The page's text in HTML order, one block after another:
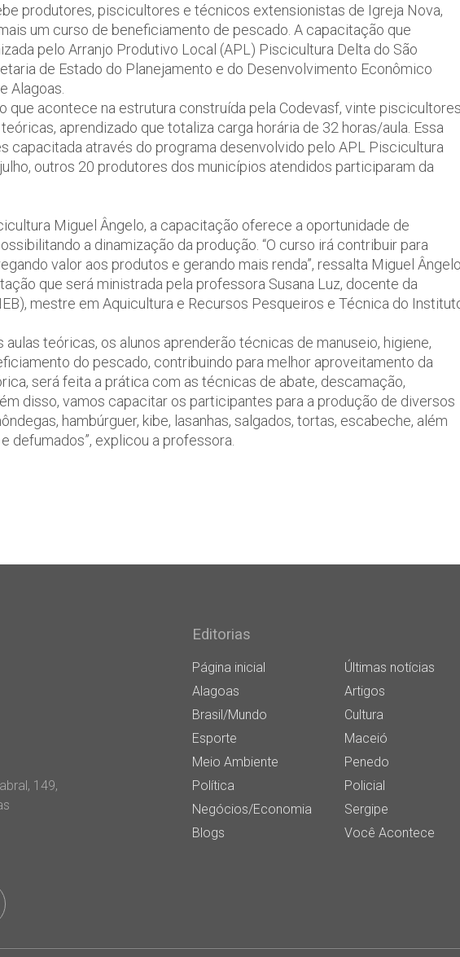
produtores, piscicultores e técnicos extensionistas de Igreja Nova,
um curso de beneficiamento de pescado. A capacitação que
pelo Arranjo Produtivo Local (APL) Piscicultura Delta do São
de Estado do Planejamento e do Desenvolvimento Econômico
Alagoas.
que acontece na estrutura construída pela Codevasf, vinte
aprendizado que totaliza carga horária de 32 horas/aula. Essa
capacitada através do programa desenvolvido pelo APL Piscicultura
outros 20 produtores dos municípios atendidos participaram da
Miguel Ângelo, a capacitação oferece a oportunidade de
a dinamização da produção. “O curso irá contribuir para
valor aos produtos e gerando mais renda”, ressalta Miguel
que será ministrada pela professora Susana Luz, docente da
mestre em Aquicultura e Recursos Pesqueiros e Técnica do
aulas teóricas, os alunos aprenderão técnicas de manuseio, higiene,
do pescado, contribuindo para melhor aproveitamento da
será feita a prática com as técnicas de abate, descamação,
disso, vamos capacitar os participantes para a produção de diversos
hambúrguer, kibe, lasanhas, salgados, tortas, escabeche, além
defumados”, explicou a professora.
149,
Editorias
Página inicial
Últimas notícias
Alagoas
Artigos
Brasil/Mundo
Cultura
Esporte
Maceió
Meio Ambiente
Penedo
Política
Policial
Negócios/Economia
Sergipe
Blogs
Você Acontece